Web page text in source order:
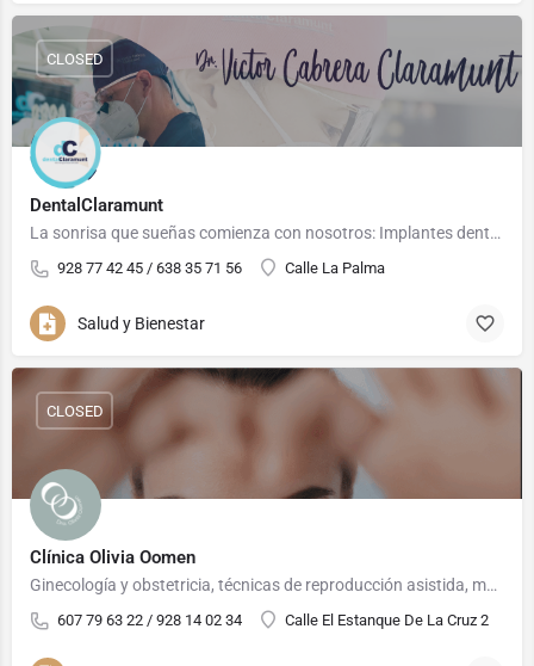
DentalClaramunt
La sonrisa que sueñas comienza con nosotros: Implantes dentales, prótesis, cirugía, periodoncia,…
928 77 42 45 / 638 35 71 56 Calle La Palma
CLOSED
Salud y Bienestar
Clínica Olivia Oomen
Ginecología y obstetricia, técnicas de reproducción asistida, medicina estética, ginecología estética y…
607 79 63 22 / 928 14 02 34 Calle El Estanque De La Cruz 2
CLOSED